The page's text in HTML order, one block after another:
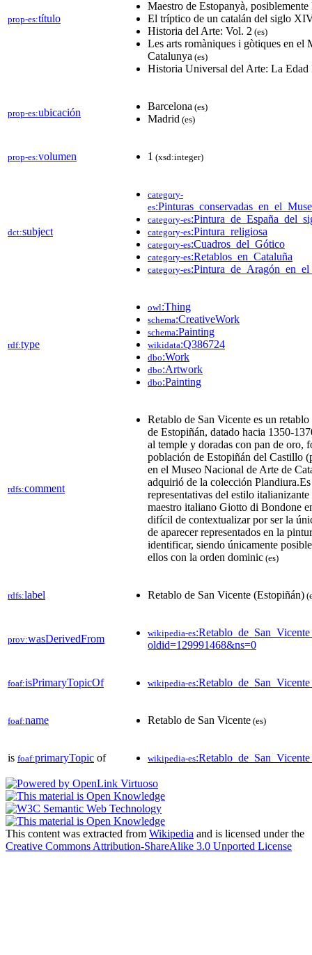
prop-es:título
Maestro de Estopanyà,
El tríptico de un catalán del siglo
Historia del Arte: Vol. 2 (es)
Les arts romàniques i gòtiques en el
Catalunya (es)
Historia Universal del Arte: La
prop-es:ubicación
Barcelona (es)
Madrid (es)
prop-es:volumen 1 (xsd:integer)
dct:subject
category-
es
category-es
category-es:Pintura_religiosa
category-es:Cuadros_del_Gótico
category-es:Retablos_en_Cataluña
category-es
rdf:type
owl:Thing
schema:CreativeWork
schema:Painting
wikidata:Q386724
dbo:Work
dbo:Artwork
dbo:Painting
rdfs:comment
Retablo de San Vicente es un
de Estopiñán, datado hacia 1350-
al temple y doradas con pan de oro,
población de Estopiñán del Castillo
en el Museo Nacional de Arte de
adquirió de la colección
representativas del estilo
maestro italiano Giotto di Bondone
difícil de contextualizar por ser la
de aparecer representados en la
identificar, siendo únicamente
ellos con la orden dominic (es)
rdfs:label Retablo de San Vicente (Estopiñán)
prov:wasDerivedFrom wikipedia-es
oldid=129991468&ns=0
foaf:isPrimaryTopicOf wikipedia-es
foaf:name Retablo de San Vicente (es)
is foaf:primaryTopic of wikipedia-es
This content was extracted from Wikipedia and is licensed under the
Creative Commons Attribution-ShareAlike 3.0 Unported License